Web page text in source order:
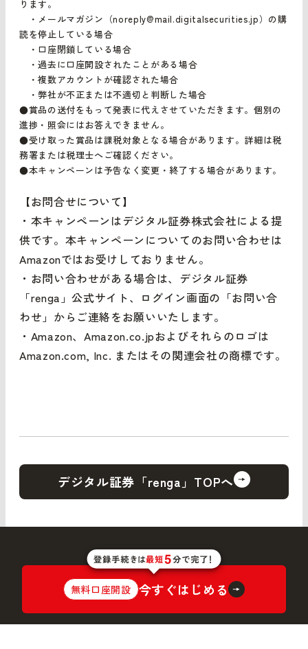
ります。
・メールマガジン（noreply@mail.digitalsecurities.jp）の購
読を停止している場合
・口座閉鎖している場合
・過去に口座開設されたことがある場合
・複数アカウントが確認された場合
・弊社が不正または不適切と判断した場合
●賞品の送付をもって発表に代えさせていただきます。個別の
進捗・照会にはお答えできません。
●受け取った賞品は課税対象となる場合があります。詳細は税
務署または税理士へご確認ください。
●本キャンペーンは予告なく変更・終了する場合があります。
【お問合せについて】
・本キャンペーンはデジタル証券株式会社による提
供です。本キャンペーンについてのお問い合わせは
Amazonではお受けしておりません。
・お問い合わせがある場合は、デジタル証券
「renga」公式サイト、ログイン画面の「お問い合
わせ」からご連絡をお願いいたします。
・Amazon、Amazon.co.jpおよびそれらのロゴは
Amazon.com, Inc. またはその関連会社の商標です。
デジタル証券「renga」TOPへ
無料口座開設 今すぐはじめる